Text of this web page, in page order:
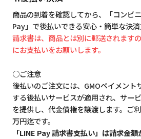
商品の到着を確認してから、「コンビ
Pay」で後払いできる安心・簡単な決済
請求書は、商品とは別に郵送されます
にお支払いをお願いします。
○ご注意
後払いのご注文には、GMOペイメント
する後払いサービスが適用され、サー
を提供し、代金債権を譲渡します。ご
万円迄です。
「LINE Pay 請求書支払い」は請求金